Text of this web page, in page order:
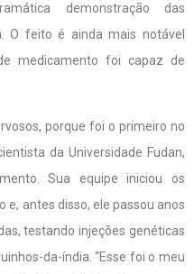
demonstração das
O feito é ainda mais notável
medicamento foi capaz de
porque foi o primeiro no
da Universidade Fudan,
Sua equipe iniciou os
antes disso, ele passou anos
testando injeções genéticas
da-índia. “Esse foi o meu